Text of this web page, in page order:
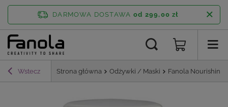
DARMOWA DOSTAWA od 299,00 zł
Wstecz Strona główna Odżywki / Maski Fanola Nourishing